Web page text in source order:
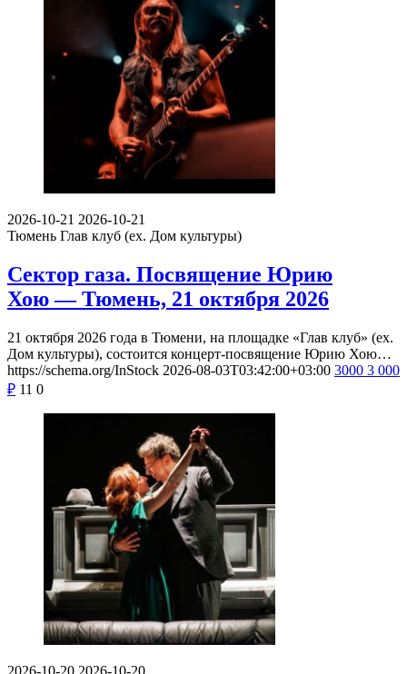
2026-10-21 2026-10-21
Тюмень Глав клуб (ex. Дом культуры)
Сектор газа. Посвящение Юрию
Хою — Тюмень, 21 октября 2026
21 октября 2026 года в Тюмени, на площадке «Глав клуб» (ex.
Дом культуры), состоится концерт-посвящение Юрию Хою…
https://schema.org/InStock 2026-08-03T03:42:00+03:00 3000 3 000
₽ 11 0
2026-10-20 2026-10-20